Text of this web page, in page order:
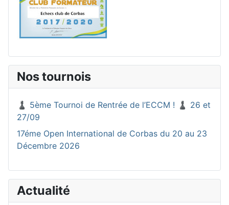
Nos tournois
♟️ 5ème Tournoi de Rentrée de l’ECCM ! ♟️ 26 et
27/09
17éme Open International de Corbas du 20 au 23
Décembre 2026
Actualité